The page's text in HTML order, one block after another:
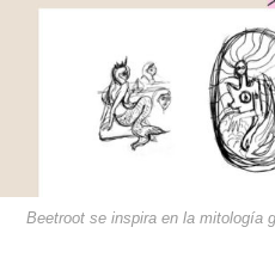
Beetroot se inspira en la mitología